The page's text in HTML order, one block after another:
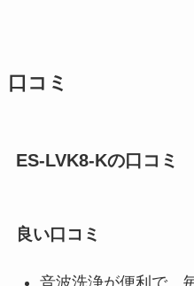
口コミ
ES-LVK8-Kの口コミ
良い口コミ